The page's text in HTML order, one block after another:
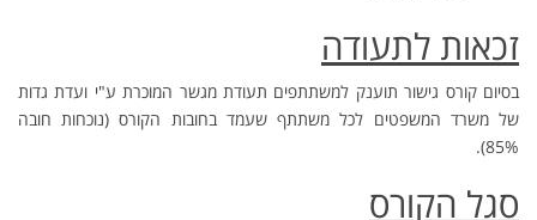
זכאות לתעודה
בסיום קורס גישור תוענק למשתתפים תעודת מגשר המוכרת ע"י ועדת גדות
של משרד המשפטים לכל משתתף שעמד בחובות הקורס (נוכחות חובה
85%).
סגל הקורס